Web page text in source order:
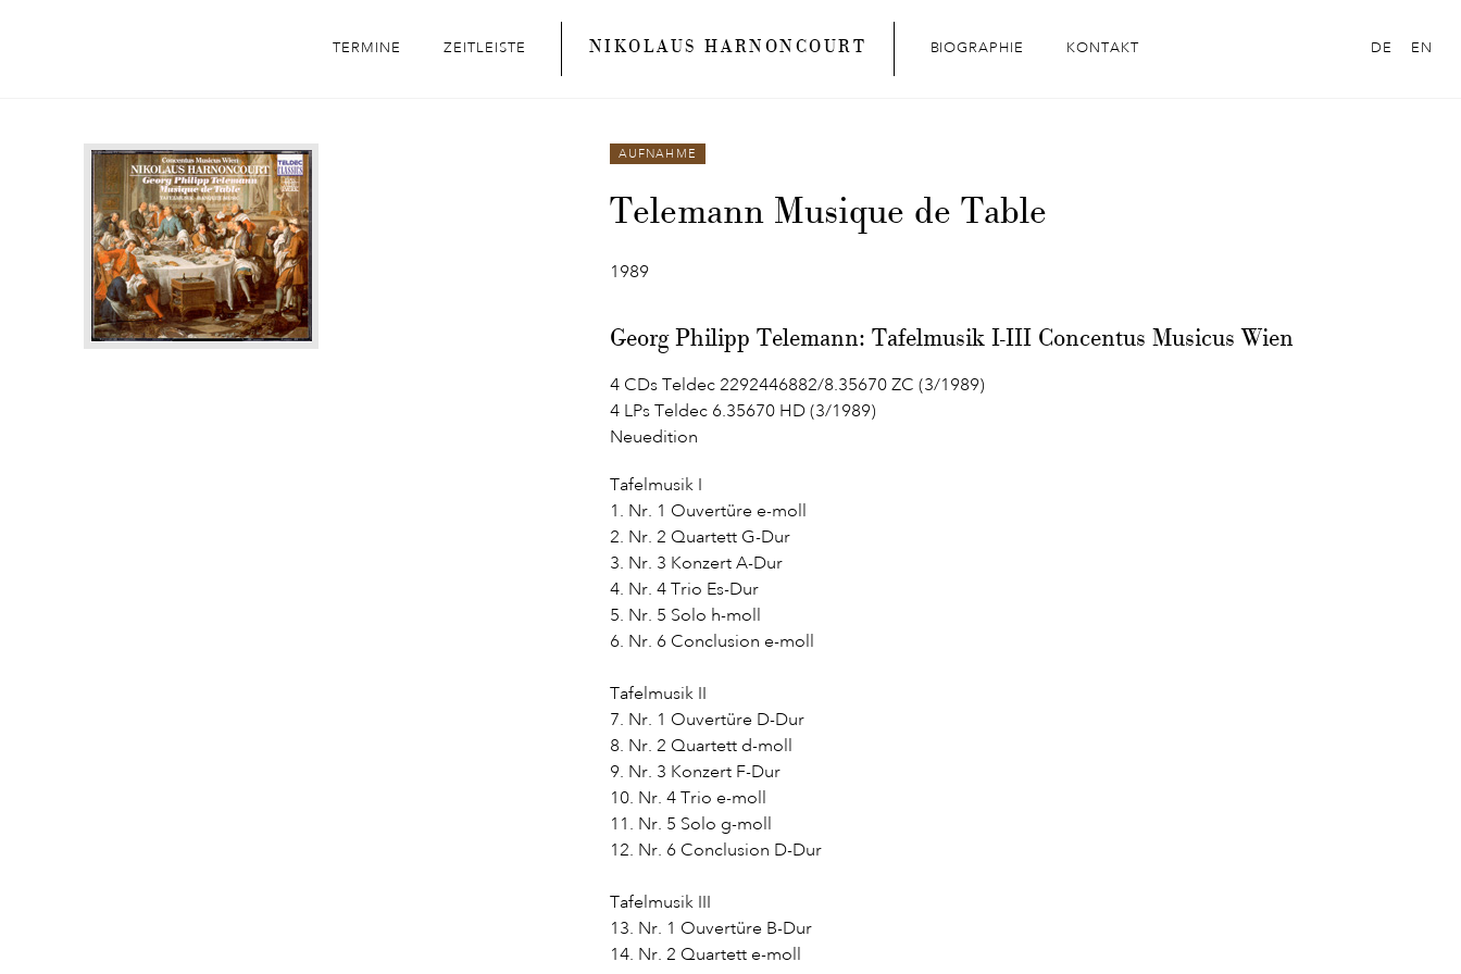
TERMINE ZEITLEISTE NIKOLAUS HARNONCOURT BIOGRAPHIE KONTAKT DE EN
AUFNAHME
Telemann Musique de Table
1989
Georg Philipp Telemann: Tafelmusik I-III Concentus Musicus Wien
4 CDs Teldec 2292446882/8.35670 ZC (3/1989)
4 LPs Teldec 6.35670 HD (3/1989)
Neuedition
Tafelmusik I
1. Nr. 1 Ouvertüre e-moll
2. Nr. 2 Quartett G-Dur
3. Nr. 3 Konzert A-Dur
4. Nr. 4 Trio Es-Dur
5. Nr. 5 Solo h-moll
6. Nr. 6 Conclusion e-moll
Tafelmusik II
7. Nr. 1 Ouvertüre D-Dur
8. Nr. 2 Quartett d-moll
9. Nr. 3 Konzert F-Dur
10. Nr. 4 Trio e-moll
11. Nr. 5 Solo g-moll
12. Nr. 6 Conclusion D-Dur
Tafelmusik III
13. Nr. 1 Ouvertüre B-Dur
14. Nr. 2 Quartett e-moll